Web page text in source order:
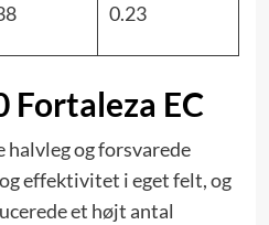
0.23
Fortaleza EC
og forsvarede
effektivitet i eget felt, og
et højt antal